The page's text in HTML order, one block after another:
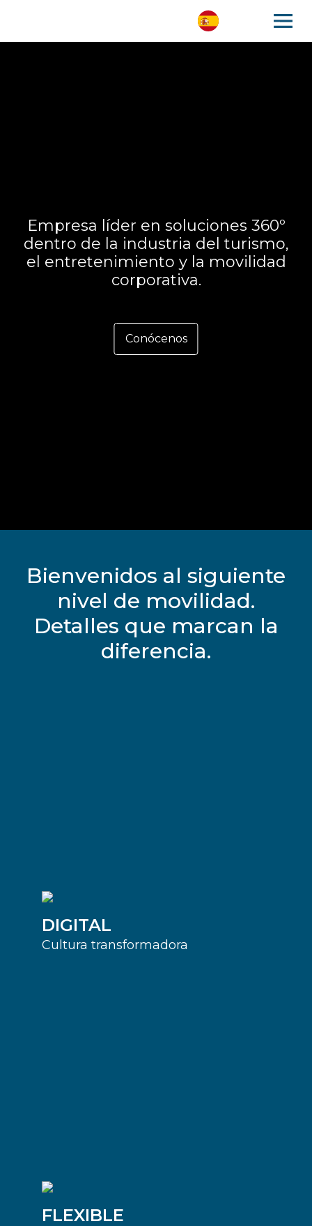
Empresa líder en soluciones 360º
dentro de la industria del turismo,
el entretenimiento y la movilidad
corporativa.
Conócenos
Bienvenidos al siguiente
nivel de movilidad.
Detalles que marcan la
diferencia.
DIGITAL
Cultura transformadora
FLEXIBLE